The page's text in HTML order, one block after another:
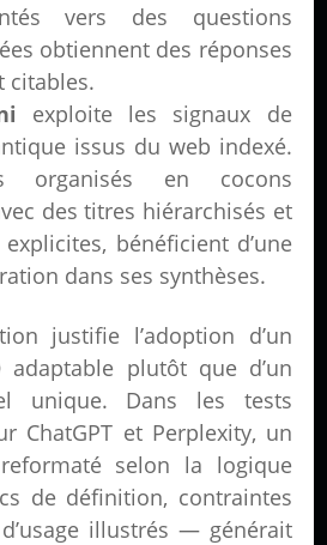
vers des questions
obtiennent des réponses
citables.
exploite les signaux de
issus du web indexé.
organisés en cocons
des titres hiérarchisés et
bénéficient d’une
dans ses synthèses.
justifie l’adoption d’un
adaptable plutôt que d’un
unique. Dans les tests
ChatGPT et Perplexity, un
selon la logique
de définition, contraintes
illustrés — générait